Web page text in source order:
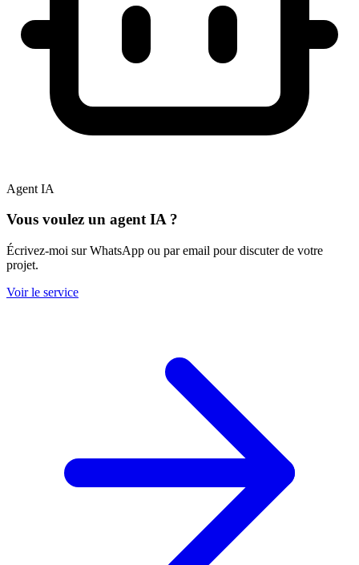
Agent IA
Vous voulez un agent IA ?
Écrivez-moi sur WhatsApp ou par email pour discuter de votre
projet.
Voir le service